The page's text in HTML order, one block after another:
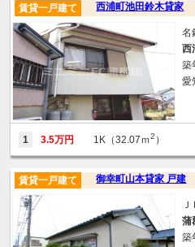
西浦町池田鈴木貸家
賃貸一戸建て
名
西
築
愛
1 3.5万円 1K（32.07ｍ2 ）
御幸町山本貸家 戸建
賃貸一戸建て
蒲
築